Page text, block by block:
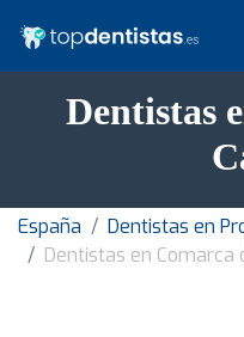
Dentistas
España
Dentistas en
Dentistas en Comarca